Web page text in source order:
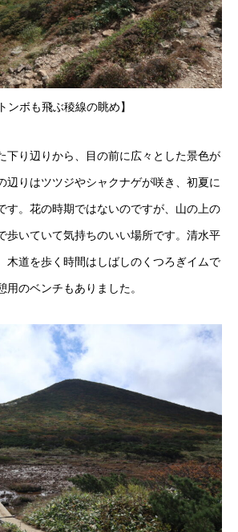
トンボも飛ぶ稜線の眺め】
下り辺りから、目の前に広々とした景色が
辺りはツツジやシャクナゲが咲き、初夏に
す。花の時期ではないのですが、山の上の
歩いていて気持ちのいい場所です。清水平
木道を歩く時間はしばしのくつろぎイムで
のベンチもありました。